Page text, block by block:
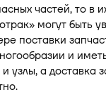
частей, то в
могут быть
поставки
и
узлы, а доставка